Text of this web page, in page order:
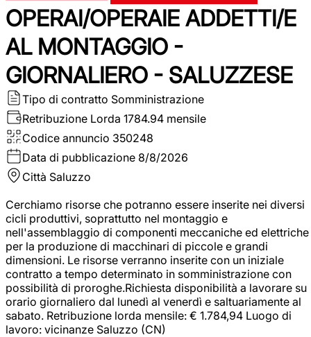
OPERAI/OPERAIE ADDETTI/E
AL MONTAGGIO -
GIORNALIERO - SALUZZESE
Tipo di contratto Somministrazione
Retribuzione Lorda 1784.94 mensile
Codice annuncio 350248
Data di pubblicazione 8/8/2026
Città Saluzzo
Cerchiamo risorse che potranno essere inserite nei diversi
cicli produttivi, soprattutto nel montaggio e
nell'assemblaggio di componenti meccaniche ed elettriche
per la produzione di macchinari di piccole e grandi
dimensioni. Le risorse verranno inserite con un iniziale
contratto a tempo determinato in somministrazione con
possibilità di proroghe.Richiesta disponibilità a lavorare su
orario giornaliero dal lunedì al venerdì e saltuariamente al
sabato. Retribuzione lorda mensile: € 1.784,94 Luogo di
lavoro: vicinanze Saluzzo (CN)